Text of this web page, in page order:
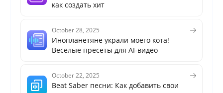
как создать хит
October 28, 2025
Инопланетяне украли моего кота!
Веселые пресеты для AI-видео
October 22, 2025
Beat Saber песни: Как добавить свои